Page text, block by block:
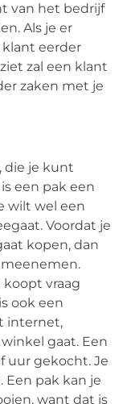
van het bedrijf
Als je er
klant eerder
zal een klant
zaken met je
die je kunt
een pak een
wilt wel een
Voordat je
kopen, dan
vraag
ook een
internet,
gaat. Een
uur gekocht. Je
pak kan je
want dat is